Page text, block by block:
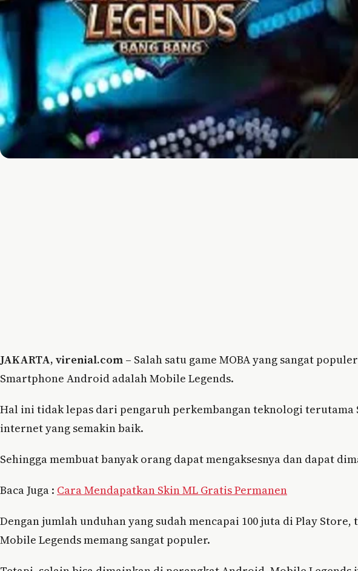
JAKARTA, virenial.com – Salah satu game MOBA yang sangat
Smartphone Android adalah Mobile Legends.
Hal ini tidak lepas dari pengaruh perkembangan teknologi
internet yang semakin baik.
Sehingga membuat banyak orang dapat mengaksesnya dan dapat
Baca Juga : Cara Mendapatkan Skin ML Gratis Permanen
Dengan jumlah unduhan yang sudah mencapai 100 juta di Play
Mobile Legends memang sangat populer.